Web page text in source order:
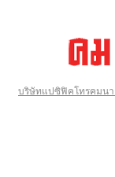
บริษัทแปซิฟิคโทรคมน